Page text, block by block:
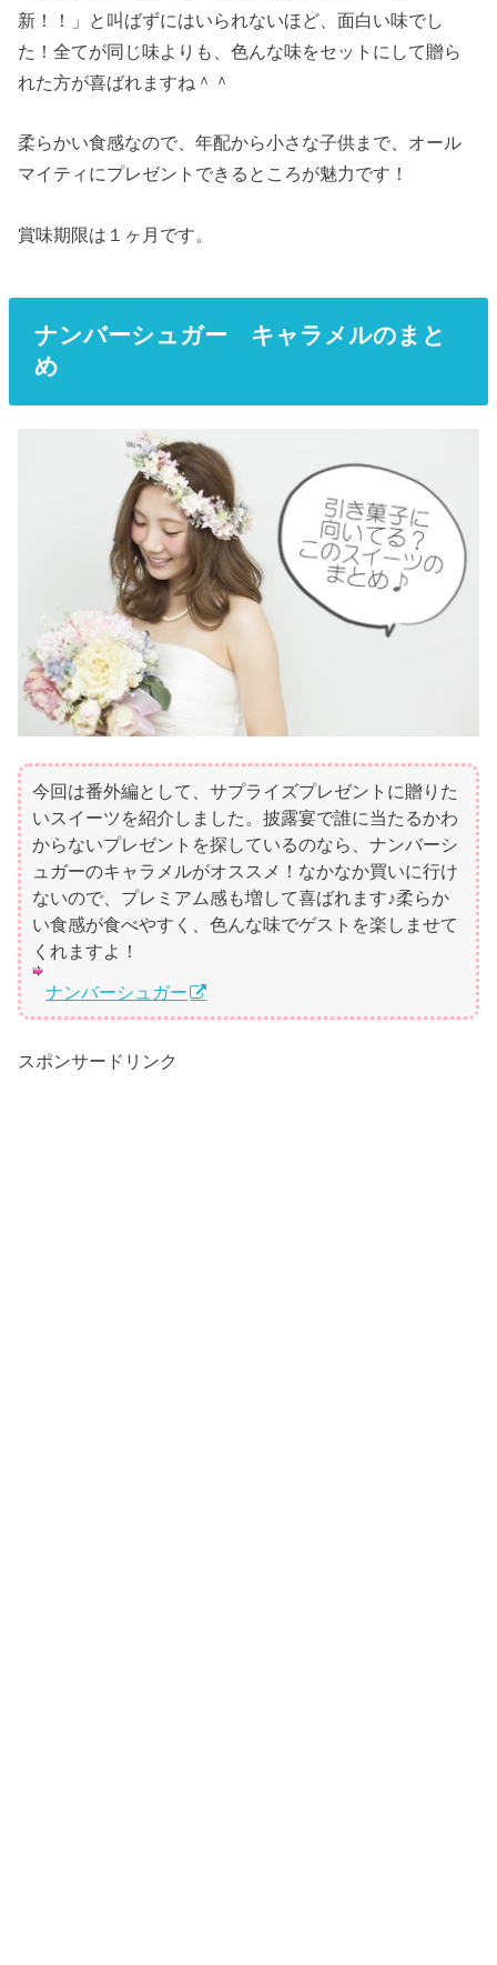
新！！」と叫ばずにはいられないほど、面白い味でし
た！全てが同じ味よりも、色んな味をセットにして贈ら
れた方が喜ばれますね＾＾
柔らかい食感なので、年配から小さな子供まで、オール
マイティにプレゼントできるところが魅力です！
賞味期限は１ヶ月です。
ナンバーシュガー キャラメルのまと
め
今回は番外編として、サプライズプレゼントに贈りた
いスイーツを紹介しました。披露宴で誰に当たるかわ
からないプレゼントを探しているのなら、ナンバーシ
ュガーのキャラメルがオススメ！なかなか買いに行け
ないので、プレミアム感も増して喜ばれます♪柔らか
い食感が食べやすく、色んな味でゲストを楽しませて
くれますよ！
ナンバーシュガー
スポンサードリンク